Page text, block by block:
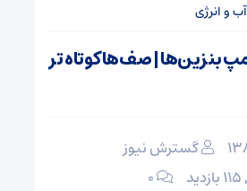
و انرژی
بنزین‌ها | صف‌ها کوتاه تر
گسترش نیوز
۰